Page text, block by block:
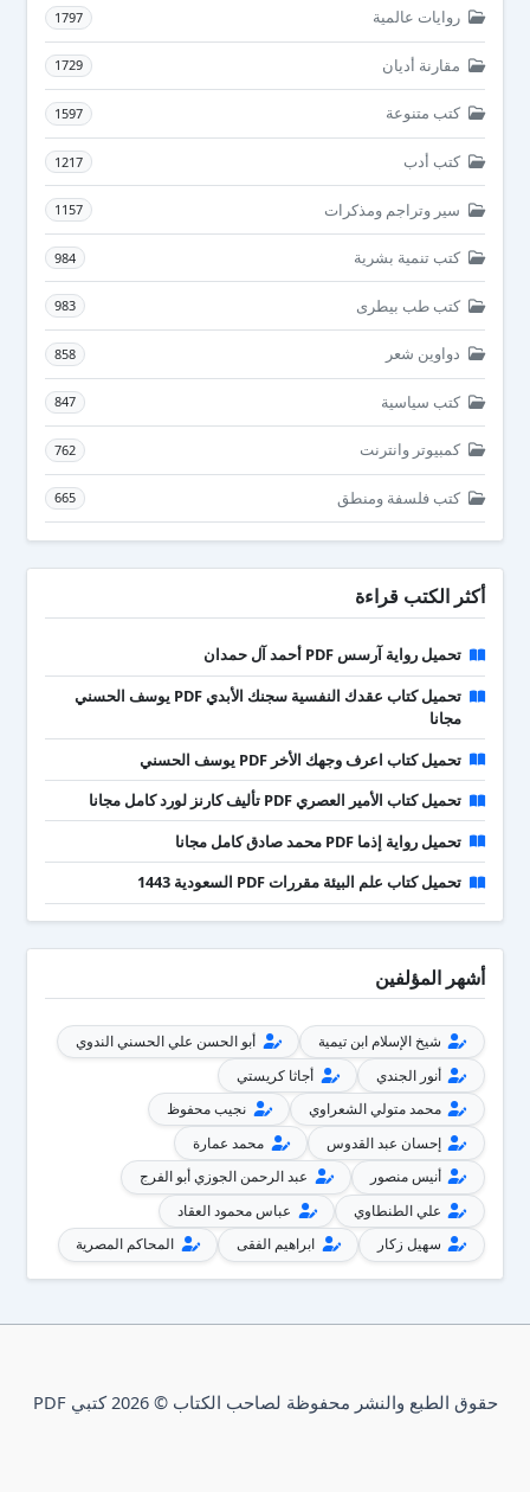
روايات عالمية 1797
مقارنة أديان 1729
كتب متنوعة 1597
كتب أدب 1217
سير وتراجم ومذكرات 1157
كتب تنمية بشرية 984
كتب طب بيطرى 983
دواوين شعر 858
كتب سياسية 847
كمبيوتر وانترنت 762
كتب فلسفة ومنطق 665
أكثر الكتب قراءة
تحميل رواية آرسس PDF أحمد آل حمدان
تحميل كتاب عقدك النفسية سجنك الأبدي PDF يوسف الحسني
مجانا
تحميل كتاب اعرف وجهك الأخر PDF يوسف الحسني
تحميل كتاب الأمير العصري PDF تأليف كارنز لورد كامل مجانا
تحميل رواية إذما PDF محمد صادق كامل مجانا
تحميل كتاب علم البيئة مقررات PDF السعودية 1443
أشهر المؤلفين
شيخ الإسلام ابن تيمية
أبو الحسن علي الحسني الندوي
أنور الجندي
أجاثا كريستي
محمد متولي الشعراوي
نجيب محفوظ
إحسان عبد القدوس
محمد عمارة
أنيس منصور
عبد الرحمن الجوزي أبو الفرج
علي الطنطاوي
عباس محمود العقاد
سهيل زكار
ابراهيم الفقى المحاكم المصرية
حقوق الطبع والنشر محفوظة لصاحب الكتاب © 2026 كتبي PDF